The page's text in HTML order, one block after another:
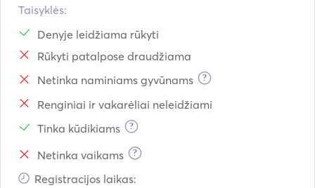
Taisyklės:
Denyje leidžiama rūkyti
Rūkyti patalpose draudžiama
Netinka naminiams gyvūnams
?
Renginiai ir vakarėliai neleidžiami
Tinka kūdikiams
?
Netinka vaikams ?
Registracijos laikas: